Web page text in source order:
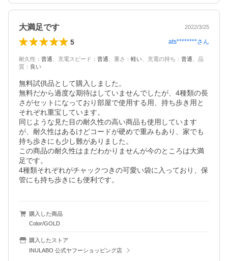
大満足です 2022/3/25
5 ats********さん
耐久性 ： 普通 充電スピード ： 普通 重さ ： 軽い 充電の持ち ： 普通
品
質 ： 良い
無料試供品として購入しました。
無料だから過度な期待はしていませんでしたが、4種類の長
さがセットになっており部屋で使用する用、持ち歩き用と
それぞれ重宝しています。
同じような見た目の耐久性の高い商品も使用しています
が、耐久性はあるけどコードが硬めで重みもあり、家でも
持ち歩きにも少し難がありました。
この商品の耐久性はまだわかりませんが今のところは大満
足です。
4種類それぞれがチャックつきの可愛い袋に入っており、保
管にも持ち歩きにも便利です。
購入した商品
Color/GOLD
購入したストア
INULABO 公式ヤフーショッピング店